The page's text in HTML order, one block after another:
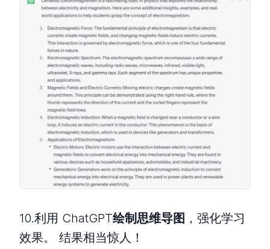
10.利用 ChatGPT绘制思维导图 ，强化学习
效果。 结果相当惊人！